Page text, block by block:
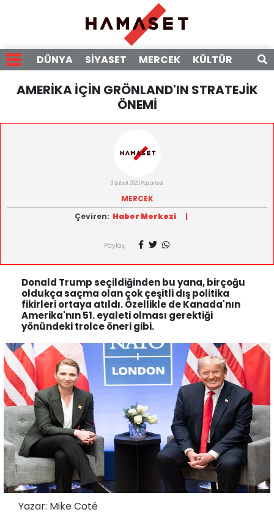
DÜNYA SİYASET MERCEK KÜLTÜR
AMERİKA İÇİN GRÖNLAND'IN STRATEJİK
ÖNEMİ
3 Şubat 2025 Pazartesi
MERCEK
Çeviren: Haber Merkezi |
Paylaş
Donald Trump seçildiğinden bu yana, birçoğu
oldukça saçma olan çok çeşitli dış politika
fikirleri ortaya atıldı. Özellikle de Kanada'nın
Amerika'nın 51. eyaleti olması gerektiği
yönündeki trolce öneri gibi.
Yazar: Mike Coté